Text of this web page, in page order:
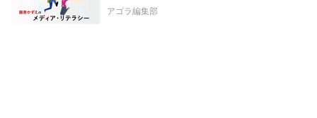
アゴラ編集部